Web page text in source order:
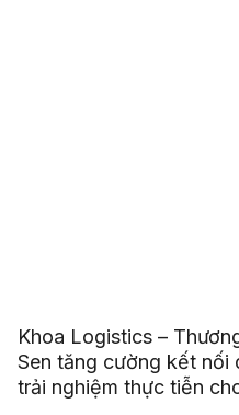
Khoa Logistics –
Sen tăng cường kết nối
trải nghiệm thực tiễn